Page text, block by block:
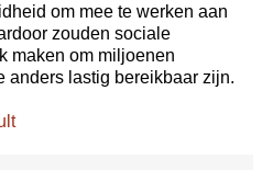
om mee te werken aan
zouden sociale
maken om miljoenen
anders lastig bereikbaar zijn.